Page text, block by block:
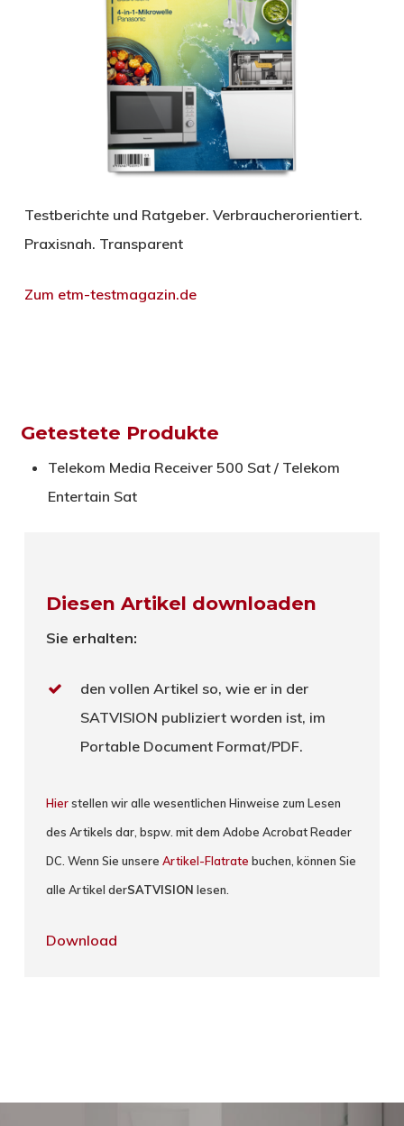
Testberichte und Ratgeber. Verbraucherorientiert.
Praxisnah. Transparent
Zum etm-testmagazin.de
Getestete Produkte
Telekom Media Receiver 500 Sat / Telekom
Entertain Sat
Diesen Artikel downloaden
Sie erhalten:
den vollen Artikel so, wie er in der
SATVISION publiziert worden ist, im
Portable Document Format/PDF.
Hierstellen wir alle wesentlichen Hinweise zum Lesen
des Artikels dar, bspw. mit dem Adobe Acrobat Reader
DC. Wenn Sie unsereArtikel-Flatrate buchen, können Sie
alle Artikel derSATVISION lesen.
Download